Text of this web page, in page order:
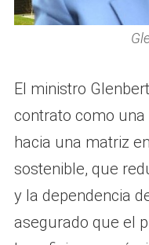
El ministro
contrato como
hacia una matriz
sostenible, que
y la dependencia
asegurado que el